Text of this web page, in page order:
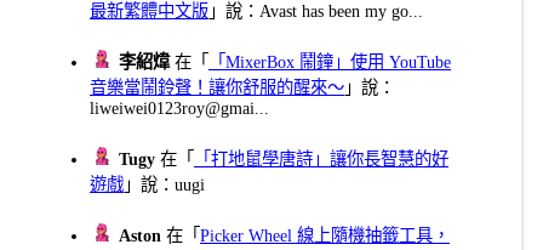
最新繁體中文版 」說：Avast has been my go...
李紹煒在「
「MixerBox 鬧鐘」使用 YouTube
音樂當鬧鈴聲！讓你舒服的醒來～ 」說：
liweiwei0123roy@gmai...
Tugy 在「
「打地鼠學唐詩」讓你長智慧的好
遊戲 」說：uugi
Aston 在「Picker Wheel 線上隨機抽籤工具，